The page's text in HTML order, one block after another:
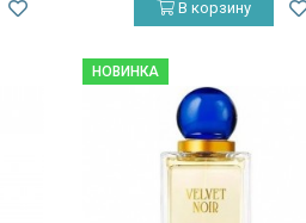
В корзину
НОВИНКА